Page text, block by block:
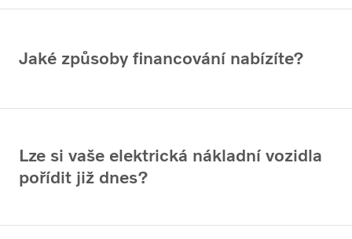
Jaké způsoby financování nabízíte?
Lze si vaše elektrická nákladní vozidla
pořídit již dnes?